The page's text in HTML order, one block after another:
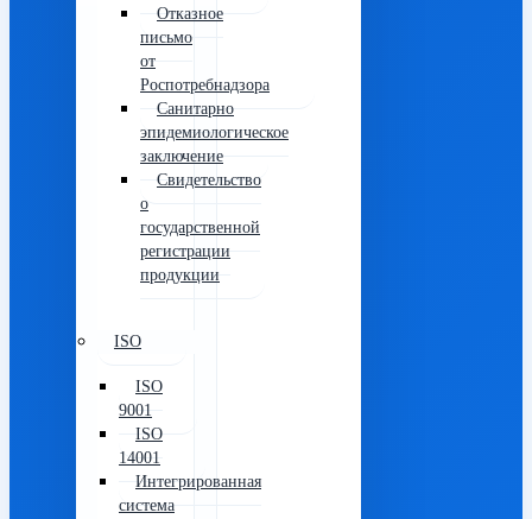
Отказное
письмо
от
Роспотребнадзора
Санитарно
эпидемиологическое
заключение
Свидетельство
о
государственной
регистрации
продукции
ISO
ISO
9001
ISO
14001
Интегрированная
система